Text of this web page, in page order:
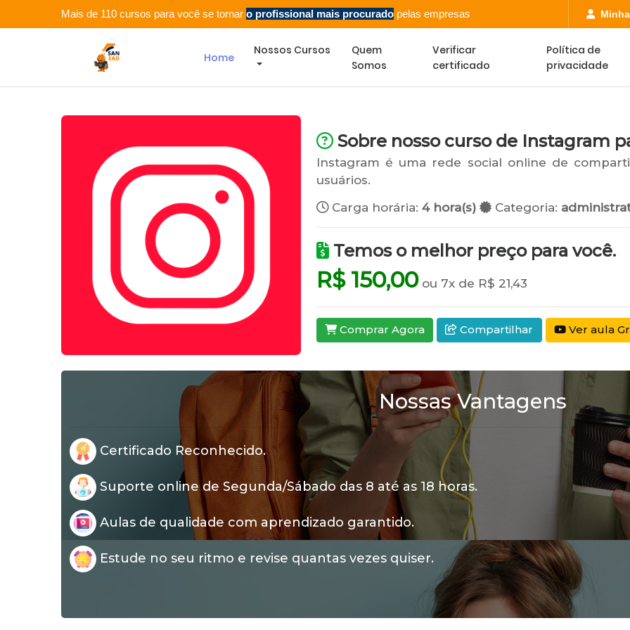
Mais de 110 cursos para você se tornar o profissional mais procurado pelas empresas
Home
Nossos Cursos
Quem
Somos
Verificar
certificado
Política de
privacidade
Sobre nosso curso de Instagram
Instagram é uma rede social online de
usuários.
Carga horária: 4 hora(s) Categoria:
Temos o melhor preço para você.
R$ 150,00 ou 7x de R$ 21,43
Comprar Agora Compartilhar Ver aula
Nossas Vantagens
Certificado Reconhecido.
Suporte online de Segunda/Sábado das 8 até as 18 horas.
Aulas de qualidade com aprendizado garantido.
Estude no seu ritmo e revise quantas vezes quiser.